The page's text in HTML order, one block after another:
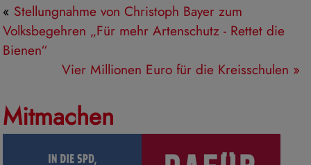
« Stellungnahme von Christoph Bayer zum
Volksbegehren „Für mehr Artenschutz - Rettet die
Bienen“
Vier Millionen Euro für die Kreisschulen »
Mitmachen